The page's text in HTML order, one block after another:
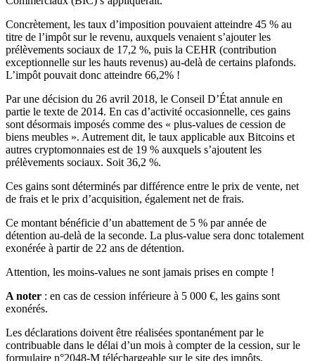
Concrètement, les taux d’imposition pouvaient atteindre 45 % au
titre de l’impôt sur le revenu, auxquels venaient s’ajouter les
prélèvements sociaux de 17,2 %, puis la CEHR (contribution
exceptionnelle sur les hauts revenus) au-delà de certains plafonds.
L’impôt pouvait donc atteindre 66,2% !
Par une décision du 26 avril 2018, le Conseil D’État annule en
partie le texte de 2014. En cas d’activité occasionnelle, ces gains
sont désormais imposés comme des « plus-values de cession de
biens meubles ». Autrement dit, le taux applicable aux Bitcoins et
autres cryptomonnaies est de 19 % auxquels s’ajoutent les
prélèvements sociaux. Soit 36,2 %.
Ces gains sont déterminés par différence entre le prix de vente, net
de frais et le prix d’acquisition, également net de frais.
Ce montant bénéficie d’un abattement de 5 % par année de
détention au-delà de la seconde. La plus-value sera donc totalement
exonérée à partir de 22 ans de détention.
Attention, les moins-values ne sont jamais prises en compte !
A noter : en cas de cession inférieure à 5 000 €, les gains sont
exonérés.
Les déclarations doivent être réalisées spontanément par le
contribuable dans le délai d’un mois à compter de la cession, sur le
formulaire n°2048-M téléchargeable sur le site des impôts.